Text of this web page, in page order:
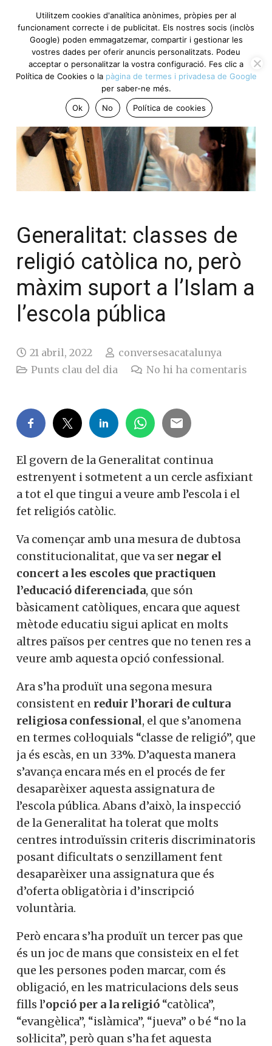
Generalitat: classes de
religió catòlica no, però
màxim suport a l’Islam a
l’escola pública
21 abril, 2022
conversesacatalunya
Punts clau del dia
No hi ha comentaris
El govern de la Generalitat continua
estrenyent i sotmetent a un cercle asfixiant
a tot el que tingui a veure amb l’escola i el
fet religiós catòlic.
Va començar amb una mesura de dubtosa
constitucionalitat, que va ser negar el
concert a les escoles que practiquen
l’educació diferenciada, que són
bàsicament catòliques, encara que aquest
mètode educatiu sigui aplicat en molts
altres països per centres que no tenen res a
veure amb aquesta opció confessional.
Ara s’ha produït una segona mesura
consistent en reduir l’horari de cultura
religiosa confessional, el que s’anomena
en termes col·loquials “classe de religió”, que
ja és escàs, en un 33%. D’aquesta manera
s’avança encara més en el procés de fer
desaparèixer aquesta assignatura de
l’escola pública. Abans d’això, la inspecció
de la Generalitat ha tolerat que molts
centres introduïssin criteris discriminatoris
posant dificultats o senzillament fent
desaparèixer una assignatura que és
d’oferta obligatòria i d’inscripció
voluntària.
Però encara s’ha produït un tercer pas que
és un joc de mans que consisteix en el fet
que les persones poden marcar, com és
obligació, en les matriculacions dels seus
fills l’opció per a la religió “catòlica”,
“evangèlica”, “islàmica”, “jueva” o bé “no la
sol·licita”, però quan s’ha fet aquesta
Utilitzem cookies d'analítica anònimes, pròpies per al
funcionament correcte i de publicitat. Els nostres socis (inclòs
Google) poden emmagatzemar, compartir i gestionar les
vostres dades per oferir anuncis personalitzats. Podeu
acceptar o personalitzar la vostra configuració. Fes clic a
Política de Cookies o la pàgina de termes i privadesa de Google
per saber-ne més.
Ok
No Política de cookies